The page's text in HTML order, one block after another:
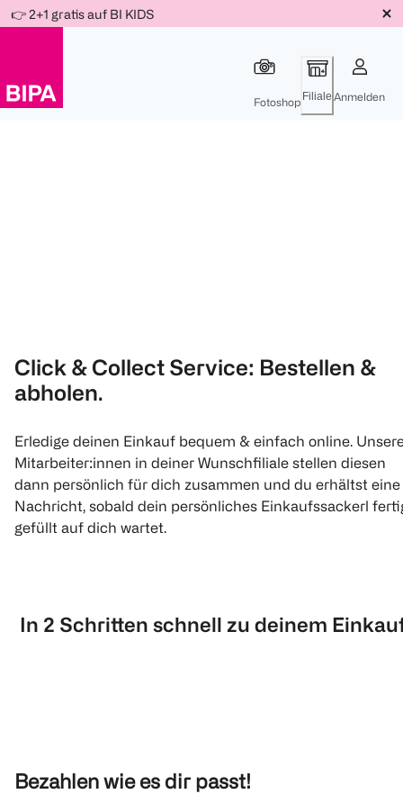
Für
Für
Für
Weiter
zum
👉 2+1 gratis auf BI KIDS
Fotoshop Filiale Anmelden
Click & Collect Service: Bestellen &
abholen.
Erledige deinen Einkauf bequem & einfach online.
Mitarbeiter:innen in deiner Wunschfiliale stellen diesen
dann persönlich für dich zusammen und du erhältst eine
Nachricht, sobald dein persönliches Einkaufssackerl
gefüllt auf dich wartet.
In 2 Schritten schnell zu deinem
Bezahlen wie es dir passt!